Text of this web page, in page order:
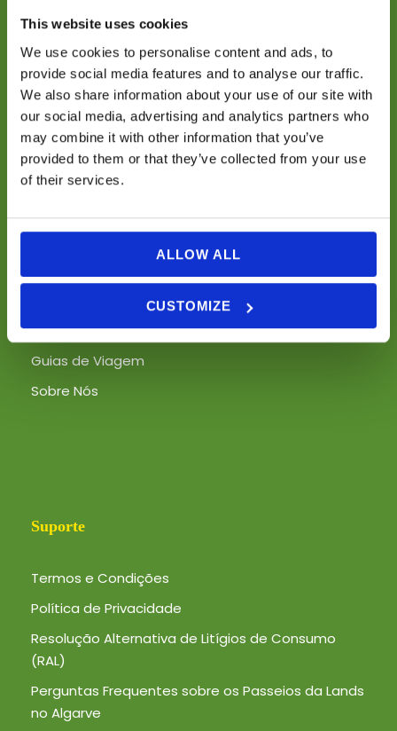
This website uses cookies
We use cookies to personalise content and ads, to
provide social media features and to analyse our traffic.
We also share information about your use of our site with
our social media, advertising and analytics partners who
may combine it with other information that you’ve
provided to them or that they’ve collected from your use
of their services.
ALLOW ALL
CUSTOMIZE
E-mail
info@lands.pt
Eco-Tours de Barco
Passeios de Barco Privado
Guias de Viagem
Sobre Nós
Suporte
Termos e Condições
Política de Privacidade
Resolução Alternativa de Litígios de Consumo
(RAL)
Perguntas Frequentes sobre os Passeios da Lands
no Algarve